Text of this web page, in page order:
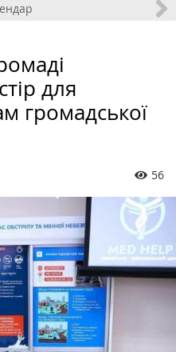
для
громадської
56